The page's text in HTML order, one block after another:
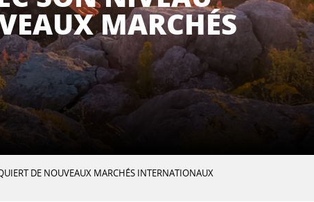
MARCHÉS
DE NOUVEAUX MARCHÉS INTERNATIONAUX